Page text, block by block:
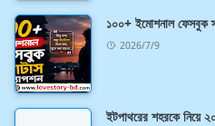
১০০+ ইমোশনাল ফেসবুক
2026/7/9
ইটপাথরের শহরকে নিয়ে